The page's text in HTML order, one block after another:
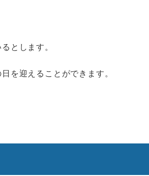
とします。
を迎えることができます。